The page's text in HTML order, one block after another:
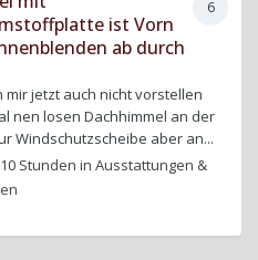
6
ist Vorn
ab durch
mir jetzt auch nicht vorstellen
nen losen Dachhimmel an der
Windschutzscheibe aber an...
Stunden inAusstattungen &